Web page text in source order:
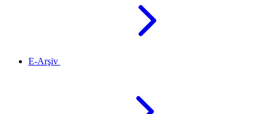
E-Arşiv